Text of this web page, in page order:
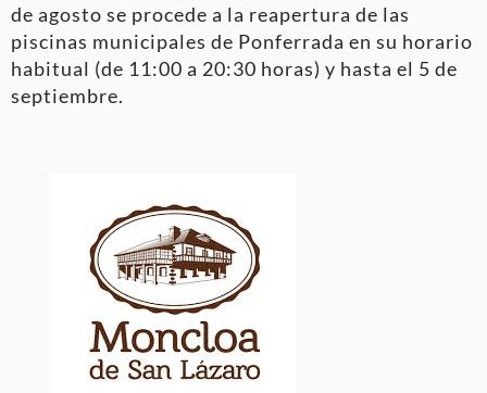
de agosto se procede a la reapertura de las
piscinas municipales de Ponferrada en su horario
habitual (de 11:00 a 20:30 horas) y hasta el 5 de
septiembre.